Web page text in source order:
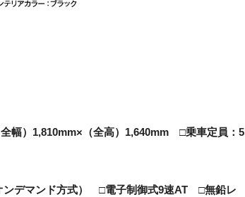
幅）1,810mm×（全高）1,640mm □乗車定員：5
デマンド方式） □電子制御式9速AT □無鉛レ